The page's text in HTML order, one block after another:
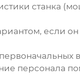
станка
если
персонала